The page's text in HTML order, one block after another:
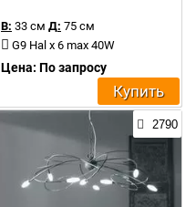
В: 33 см Д: 75 см
G9 Hal x 6 max 40W
Цена: По запросу
Купить
2790